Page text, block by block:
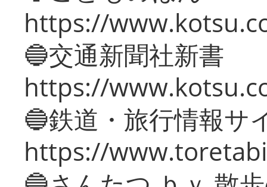
https://
🔵交通新聞社新書
https://
🔵鉄道・旅行情報サ
https://